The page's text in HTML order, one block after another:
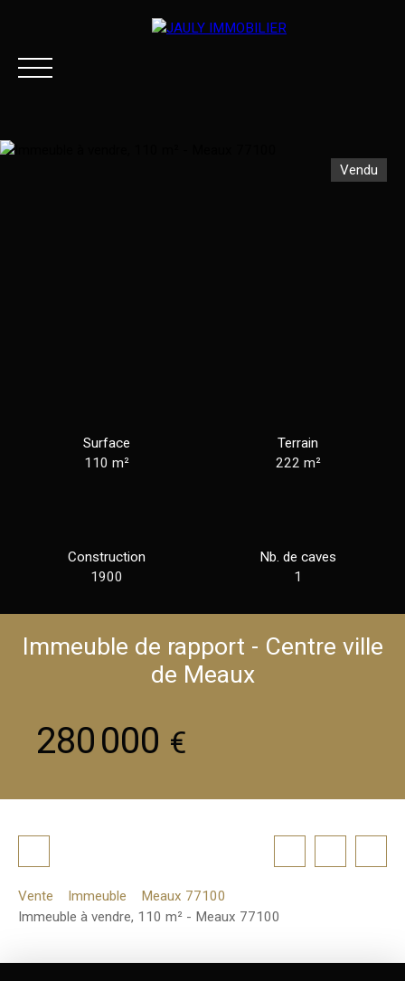
Vendu
Surface
110m²
Terrain
222 m²
Construction
1900
Nb. de caves
1
Immeuble de rapport - Centre ville
de Meaux
280 000 €
Vente Immeuble
Meaux 77100
Immeuble à vendre, 110 m² - Meaux 77100